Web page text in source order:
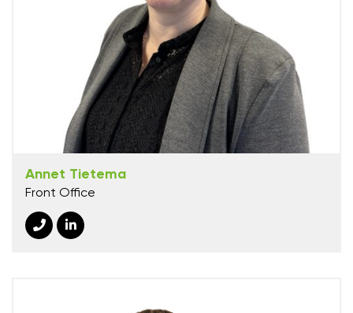
Annet Tietema
Front Office